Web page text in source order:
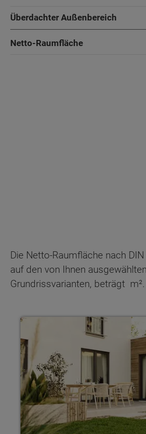
Überdachter Außenbereich
Netto-Raumfläche
Kathedraldecke -
Empore
Die Netto-Raumfläche nach
auf den von Ihnen ausgewählten
Grundrissvarianten, beträgt m².
Haus individuell planen Mit Town &